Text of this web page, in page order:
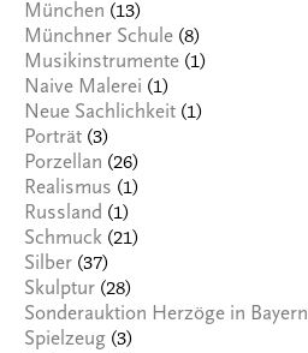
München (13)
Münchner Schule (8)
Musikinstrumente (1)
Naive Malerei (1)
Neue Sachlichkeit (1)
Porträt (3)
Porzellan (26)
Realismus (1)
Russland (1)
Schmuck (21)
Silber (37)
Skulptur (28)
Sonderauktion Herzöge in Bayern
Spielzeug (3)